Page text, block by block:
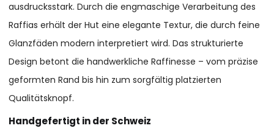
ausdrucksstark. Durch die engmaschige Verarbeitung des
Raffias erhält der Hut eine elegante Textur, die durch feine
Glanzfäden modern interpretiert wird. Das strukturierte
Design betont die handwerkliche Raffinesse – vom präzise
geformten Rand bis hin zum sorgfältig platzierten
Qualitätsknopf.
Handgefertigt in der Schweiz